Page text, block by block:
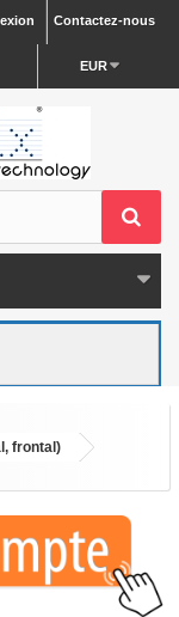
Contactez-nous
EUR
frontal)